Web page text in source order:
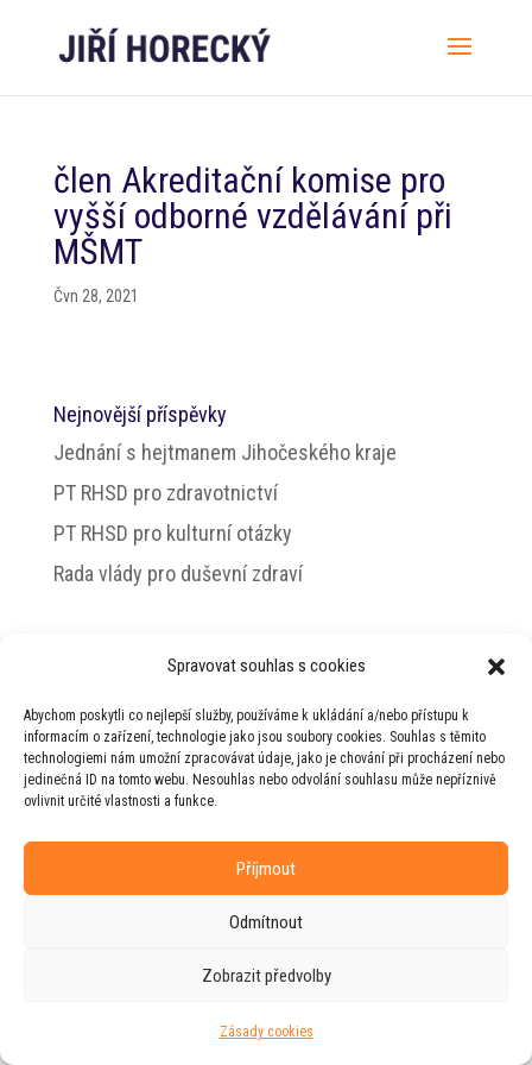
Spravovat souhlas s cookies
Abychom poskytli co nejlepší služby, používáme k ukládání a/nebo přístupu k
informacím o zařízení, technologie jako jsou soubory cookies. Souhlas s těmito
technologiemi nám umožní zpracovávat údaje, jako je chování při procházení nebo
jedinečná ID na tomto webu. Nesouhlas nebo odvolání souhlasu může nepříznivě
ovlivnit určité vlastnosti a funkce.
Příjmout
Odmítnout
Zobrazit předvolby
Zásady cookies
člen Akreditační komise pro
vyšší odborné vzdělávání při
MŠMT
Čvn 28, 2021
Nejnovější příspěvky
Jednání s hejtmanem Jihočeského kraje
PT RHSD pro zdravotnictví
PT RHSD pro kulturní otázky
Rada vlády pro duševní zdraví
Horeckého
Web vytvořila firmaRUDIve spolupráci s
agenturou